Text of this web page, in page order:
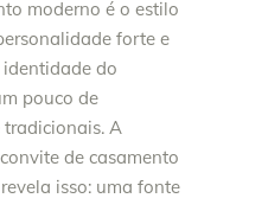
moderno é o estilo
forte e
do
pouco de
tradicionais. A
de casamento
isso: uma fonte